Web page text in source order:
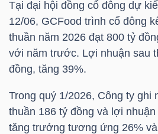
Tại đại hội đồng cổ đông dự
12/06, GCFood trình cổ đông
thuần năm 2026 đạt 800 tỷ
với năm trước. Lợi nhuận sau
đồng, tăng 39%.
Trong quý 1/2026, Công ty ghi
thuần 186 tỷ đồng và lợi
tăng trưởng tương ứng 26%
PHÁI
TRÁI
PHIẾU